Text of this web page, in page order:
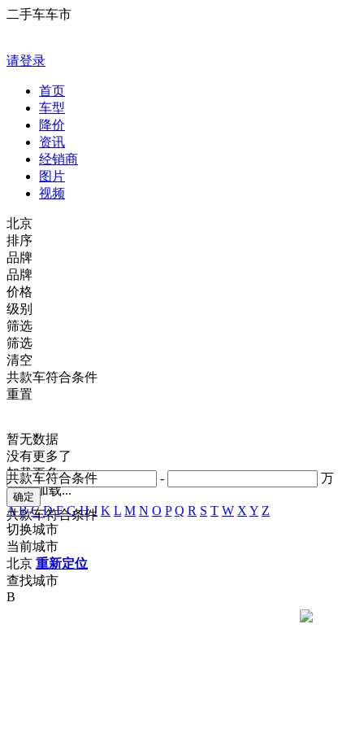
二手车车市
请登录
首页
车型
降价
资讯
经销商
图片
视频
北京
排序
品牌
品牌
价格
- 万
共款车符合条件
级别
共款车符合条件
筛选
筛选
清空
共款车符合条件
重置
暂无数据
没有更多了
加载更多
正在加载...
A B C D F G H J K L M N O P Q R S T W X Y Z
切换城市
当前城市
北京 重新定位
查找城市
B